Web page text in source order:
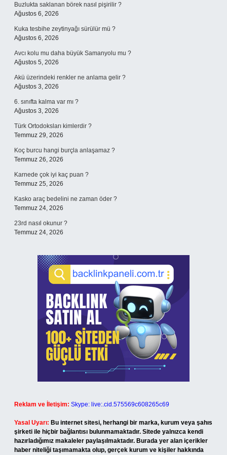
Buzlukta saklanan börek nasıl pişirilir ?
Ağustos 6, 2026
Kuka tesbihe zeytinyağı sürülür mü ?
Ağustos 6, 2026
Avcı kolu mu daha büyük Samanyolu mu ?
Ağustos 5, 2026
Akü üzerindeki renkler ne anlama gelir ?
Ağustos 3, 2026
6. sınıfta kalma var mı ?
Ağustos 3, 2026
Türk Ortodoksları kimlerdir ?
Temmuz 29, 2026
Koç burcu hangi burçla anlaşamaz ?
Temmuz 26, 2026
Karnede çok iyi kaç puan ?
Temmuz 25, 2026
Kasko araç bedelini ne zaman öder ?
Temmuz 24, 2026
23rd nasıl okunur ?
Temmuz 24, 2026
Reklam ve İletişim: Skype: live:.cid.575569c608265c69
Yasal Uyarı: Bu internet sitesi, herhangi bir marka, kurum veya şahıs
şirketi ile hiçbir bağlantısı bulunmamaktadır. Sitede yalnızca kendi
hazırladığımız makaleler paylaşılmaktadır. Burada yer alan içerikler
haber niteliği taşımamakta olup, gerçek kurum ve kişiler hakkında